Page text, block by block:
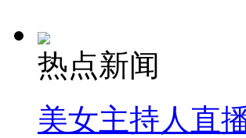
热点新闻
美女主持人直